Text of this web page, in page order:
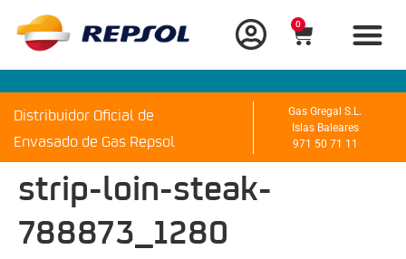
0
Distribuidor Oficial de
Envasado de Gas Repsol
Gas Gregal S.L.
Islas Baleares
971 50 71 11
strip-loin-steak-
788873_1280